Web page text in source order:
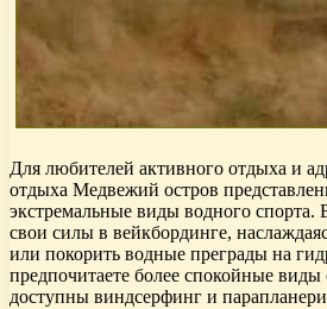
Для любителей активного отдыха и
отдыха Медвежий остров
экстремальные виды водного
свои силы в вейкбординге,
или покорить водные преграды на
предпочитаете более спокойные виды
доступны виндсерфинг и